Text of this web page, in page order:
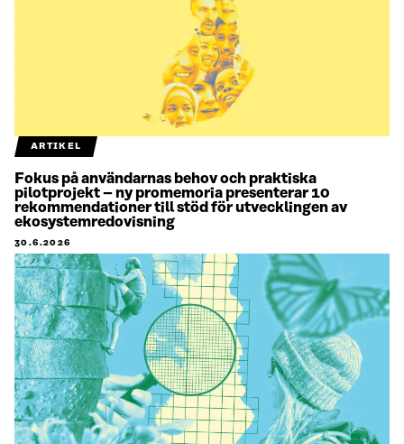
ARTIKEL
Fokus på användarnas behov och praktiska
pilotprojekt – ny promemoria presenterar 10
rekommendationer till stöd för utvecklingen av
ekosystemredovisning
30.6.2026